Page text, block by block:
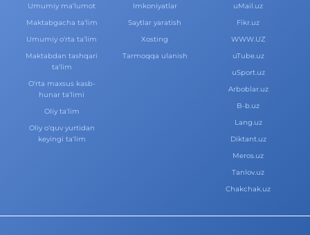
Umumiy ma‘lumot
Maktabgacha ta‘lim
Umumiy o‘rta ta‘lim
Maktabdan tashqari
ta‘lim
O‘rta maxsus kasb-
hunar ta‘limi
Oliy ta‘lim
Oliy o‘quv yurtidan
keyingi ta‘lim
Imkoniyatlar
Saytlar yaratish
Xosting
Tarmoqqa ulanish
uMail.uz
Fikr.uz
WWW.UZ
uTube.uz
uSport.uz
Arboblar.uz
B-b.uz
Lang.uz
Diktant.uz
Meros.uz
Tanlov.uz
Chakchak.uz